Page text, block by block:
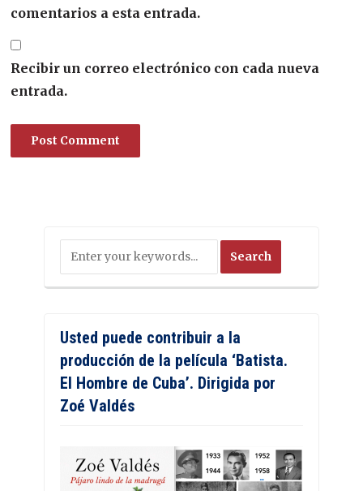
comentarios a esta entrada.
Recibir un correo electrónico con cada nueva
entrada.
Usted puede contribuir a la
producción de la película ‘Batista.
El Hombre de Cuba’. Dirigida por
Zoé Valdés